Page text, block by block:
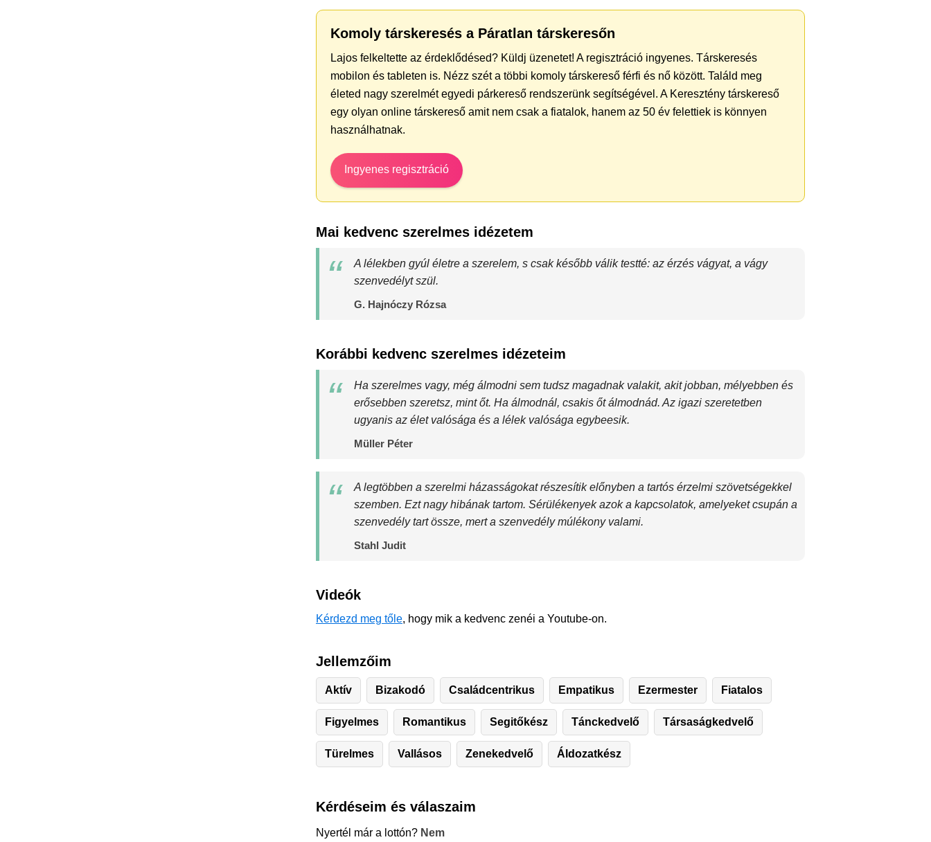
Komoly társkeresés a Páratlan társkeresőn
Lajos felkeltette az érdeklődésed? Küldj üzenetet! A regisztráció ingyenes. Társkeresés
mobilon és tableten is. Nézz szét a többi komoly társkereső férfi és nő között. Találd meg
életed nagy szerelmét egyedi párkereső rendszerünk segítségével. A Keresztény társkereső
egy olyan online társkereső amit nem csak a fiatalok, hanem az 50 év felettiek is könnyen
használhatnak.
Ingyenes regisztráció
Mai kedvenc szerelmes idézetem
A lélekben gyúl életre a szerelem, s csak később válik testté: az érzés vágyat, a vágy
szenvedélyt szül.
G. Hajnóczy Rózsa
Korábbi kedvenc szerelmes idézeteim
Ha szerelmes vagy, még álmodni sem tudsz magadnak valakit, akit jobban, mélyebben és
erősebben szeretsz, mint őt. Ha álmodnál, csakis őt álmodnád. Az igazi szeretetben
ugyanis az élet valósága és a lélek valósága egybeesik.
Müller Péter
A legtöbben a szerelmi házasságokat részesítik előnyben a tartós érzelmi szövetségekkel
szemben. Ezt nagy hibának tartom. Sérülékenyek azok a kapcsolatok, amelyeket csupán a
szenvedély tart össze, mert a szenvedély múlékony valami.
Stahl Judit
Videók
Kérdezd meg tőle, hogy mik a kedvenc zenéi a Youtube-on.
Jellemzőim
Aktív Bizakodó Családcentrikus Empatikus Ezermester Fiatalos
Figyelmes Romantikus Segitőkész Tánckedvelő Társaságkedvelő
Türelmes Vallásos Zenekedvelő Áldozatkész
Kérdéseim és válaszaim
Nyertél már a lottón? Nem